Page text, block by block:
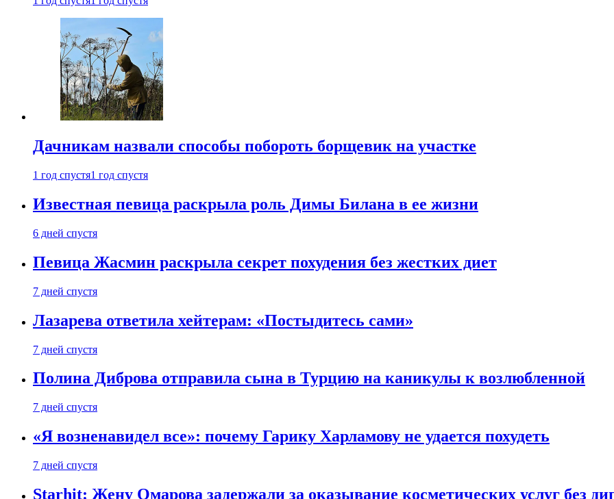
Дачникам назвали способы побороть борщевик на участке
1 год спустя1 год спустя
Известная певица раскрыла роль Димы Билана в ее жизни
6 дней спустя
Певица Жасмин раскрыла секрет похудения без жестких диет
7 дней спустя
Лазарева ответила хейтерам: «Постыдитесь сами»
7 дней спустя
Полина Диброва отправила сына в Турцию на каникулы к возлюбленной
7 дней спустя
«Я возненавидел все»: почему Гарику Харламову не удается похудеть
7 дней спустя
Starhit: Жену Омарова задержали за оказывание косметических услуг без